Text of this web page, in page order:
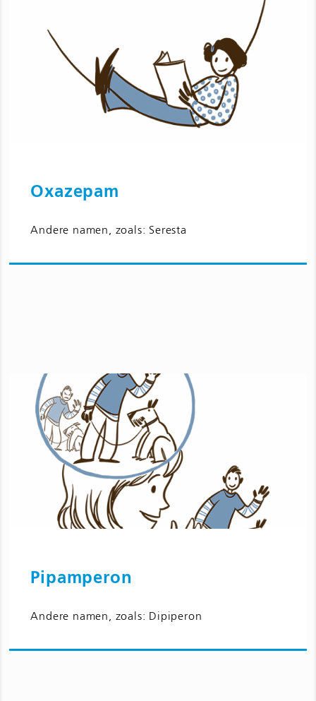
Oxazepam
Andere namen, zoals: Seresta
Ga naar Oxazepam en bijwerkingen
Pipamperon
Andere namen, zoals: Dipiperon
Ga naar Pipamperon en bijwerkingen